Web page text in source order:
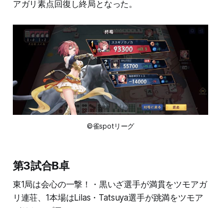
アガリ素点回復し終局となった。
©雀spotリーグ
第3試合B卓
東1局は会心の一撃！・黒いざ選手が満貫をツモアガ
リ連荘、1本場はLilas・Tatsuya選手が跳満をツモア